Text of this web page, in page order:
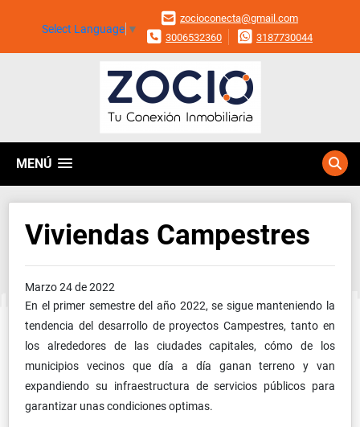
Select Language ▼
zocioconecta@gmail.com
3006532360
3187730044
MENÚ
Viviendas Campestres
Marzo 24 de 2022
En el primer semestre del año 2022, se sigue manteniendo la
tendencia del desarrollo de proyectos Campestres, tanto en
los alrededores de las ciudades capitales, cómo de los
municipios vecinos que día a día ganan terreno y van
expandiendo su infraestructura de servicios públicos para
garantizar unas condiciones optimas.